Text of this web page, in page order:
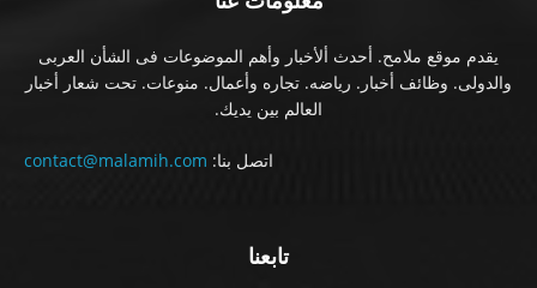
يقدم موقع ملامح. أحدث ألأخبار وأهم الموضوعات فى الشأن العربى
والدولى. وظائف أخبار. رياضه. تجاره وأعمال. منوعات. تحت شعار أخبار
العالم بين يديك.
اتصل بنا: contact@malamih.com
تابعنا